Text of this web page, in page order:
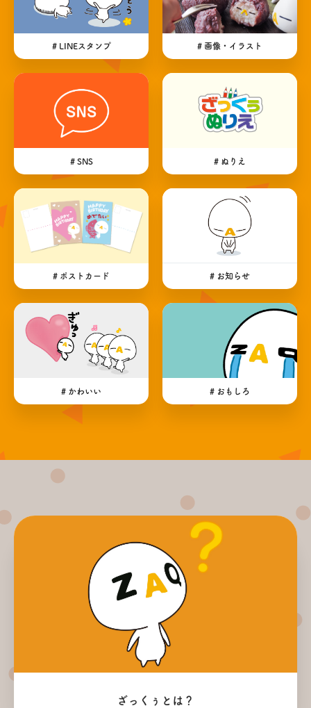
# LINEスタンプ # 画像・イラスト
# SNS # ぬりえ
# ポストカード # お知らせ
# かわいい # おもしろ
ざっくぅとは？